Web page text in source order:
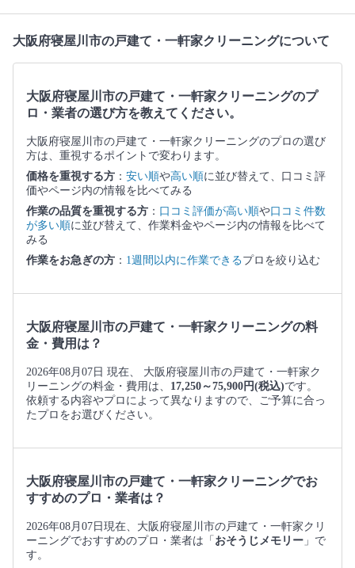
大阪府寝屋川市の戸建て・一軒家クリーニングについて
大阪府寝屋川市の戸建て・一軒家クリーニングのプ
ロ・業者の選び方を教えてください。
大阪府寝屋川市の戸建て・一軒家クリーニングのプロの選び
方は、重視するポイントで変わります。
価格を重視する方 ： 安い順や高い順に並び替えて、口コミ評
価やページ内の情報を比べてみる
作業の品質を重視する方 ： 口コミ評価が高い順や口コミ件数
が多い順に並び替えて、作業料金やページ内の情報を比べて
みる
作業をお急ぎの方 ： 1週間以内に作業できるプロを絞り込む
大阪府寝屋川市の戸建て・一軒家クリーニングの料
金・費用は？
2026年08月07日 現在、 大阪府寝屋川市の戸建て・一軒家ク
リーニングの料金・費用は、 17,250～75,900円(税込)です。
依頼する内容やプロによって異なりますので、ご予算に合っ
たプロをお選びください。
大阪府寝屋川市の戸建て・一軒家クリーニングでお
すすめのプロ・業者は？
2026年08月07日現在、大阪府寝屋川市の戸建て・一軒家クリ
ーニングでおすすめのプロ・業者は「 おそうじメモリー 」で
す。